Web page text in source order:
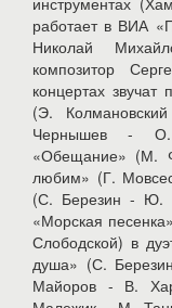
работает в ВИА
Николай
композитор
концертах
(Э.
Чернышев - О.
«Обещание» (М.
любим» (Г.
(С. Березин - Ю.
«Морская
Слободской) в
душа» (С.
Майоров - В.